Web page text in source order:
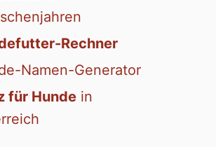
Rechner
Namen-Generator
für Hunde in